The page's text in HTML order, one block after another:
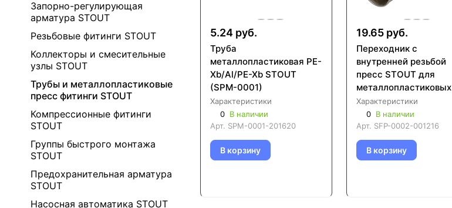
Запорно-регулирующая
арматура STOUT
Резьбовые фитинги STOUT
Коллекторы и смесительные
узлы STOUT
Трубы и металлопластиковые
пресс фитинги STOUT
Компрессионные фитинги
STOUT
Группы быстрого монтажа
STOUT
Предохранительная арматура
STOUT
Насосная автоматика STOUT
5.24 руб.
Труба
металлопластиковая PE-
Xb/Al/PE-Xb STOUT
(SPM-0001)
Характеристики
0 В наличии
Арт. SPM-0001-201620
В корзину
19.65 руб.
Переходник с
внутренней резьбой
пресс STOUT для
металлопластиковых
труб (SFP-0002)
Характеристики
0 В наличии
Арт. SFP-0002-001216
В корзину